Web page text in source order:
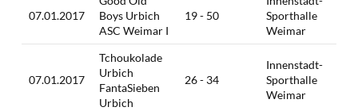
07.01.2017
Boys Urbich
ASC Weimar I
19 - 50
Sporthalle
Weimar
07.01.2017
Tchoukolade
Urbich
FantaSieben
Urbich
26 - 34
Innenstadt-
Sporthalle
Weimar